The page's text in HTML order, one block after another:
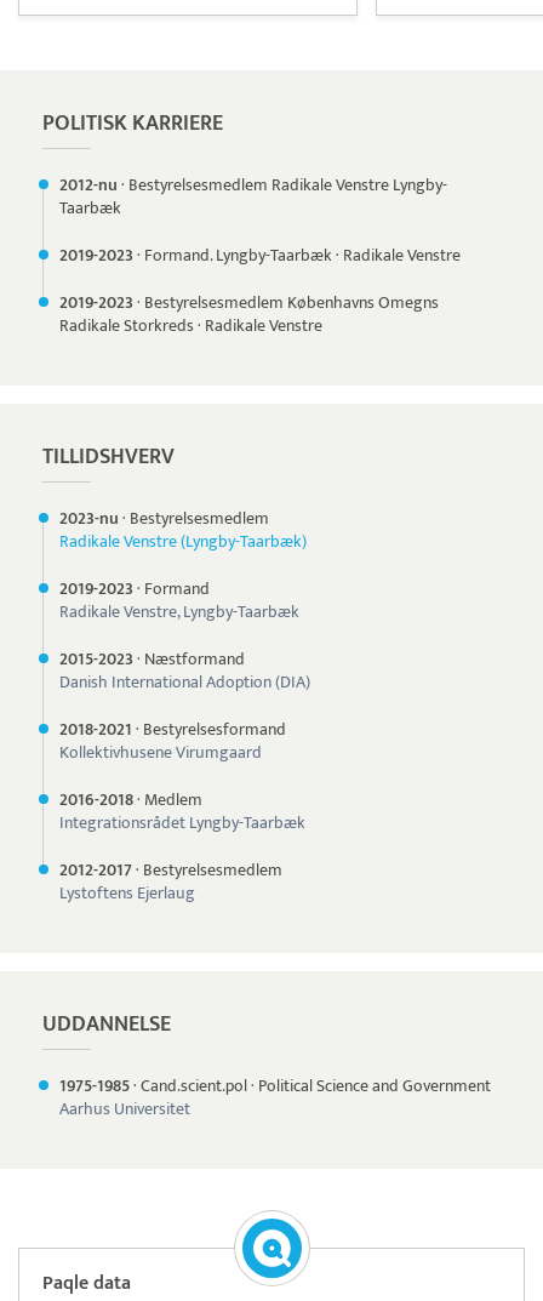
POLITISK KARRIERE
2012-nu· Bestyrelsesmedlem Radikale Venstre Lyngby-
Taarbæk
2019-2023· Formand. Lyngby-Taarbæk· Radikale Venstre
2019-2023· Bestyrelsesmedlem Københavns Omegns
Radikale Storkreds· Radikale Venstre
TILLIDSHVERV
2023-nu· Bestyrelsesmedlem
Radikale Venstre (Lyngby-Taarbæk)
2019-2023· Formand
Radikale Venstre, Lyngby-Taarbæk
2015-2023· Næstformand
Danish International Adoption (DIA)
2018-2021· Bestyrelsesformand
Kollektivhusene Virumgaard
2016-2018· Medlem
Integrationsrådet Lyngby-Taarbæk
2012-2017· Bestyrelsesmedlem
Lystoftens Ejerlaug
UDDANNELSE
1975-1985·Cand.scient.pol· Political Science and Government
Aarhus Universitet
Paqle data